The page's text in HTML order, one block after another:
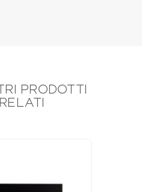
PRODOTTI